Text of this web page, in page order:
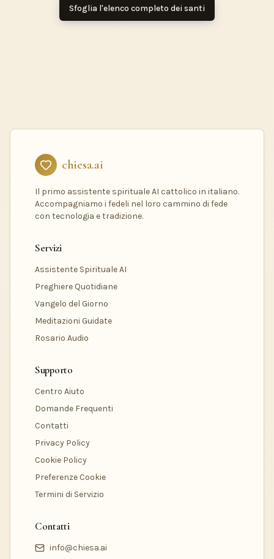
Sfoglia l'elenco completo dei santi
chiesa.ai
Il primo assistente spirituale AI cattolico in italiano.
Accompagniamo i fedeli nel loro cammino di fede
con tecnologia e tradizione.
Servizi
Assistente Spirituale AI
Preghiere Quotidiane
Vangelo del Giorno
Meditazioni Guidate
Rosario Audio
Supporto
Centro Aiuto
Domande Frequenti
Contatti
Privacy Policy
Cookie Policy
Preferenze Cookie
Termini di Servizio
Contatti
info@chiesa.ai